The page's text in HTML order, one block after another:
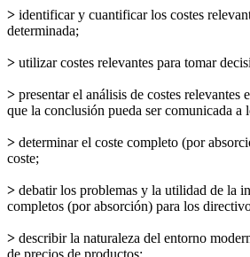
> identificar y cuantificar los costes
determinada;
> utilizar costes relevantes para tomar
> presentar el análisis de costes relevantes
que la conclusión pueda ser comunicada a
> determinar el coste completo (por
coste;
> debatir los problemas y la utilidad de la
completos (por absorción) para los
> describir la naturaleza del entorno
de precios de productos;